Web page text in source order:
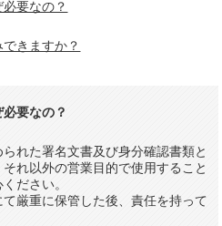
要なの？
きますか？
要なの？
れた署名文書及び身分確認書類と
れ以外の営業目的で使用すること
ださい。
厳重に保管した後、責任を持って